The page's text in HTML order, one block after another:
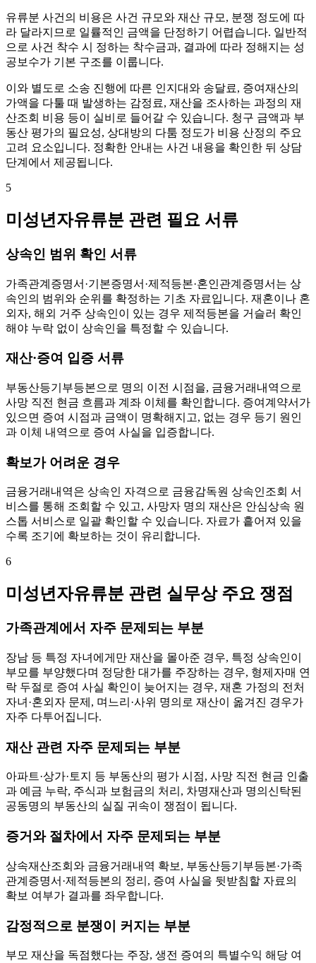
유류분 사건의 비용은 사건 규모와 재산 규모, 분쟁 정도에 따
라 달라지므로 일률적인 금액을 단정하기 어렵습니다. 일반적
으로 사건 착수 시 정하는 착수금과, 결과에 따라 정해지는 성
공보수가 기본 구조를 이룹니다.
이와 별도로 소송 진행에 따른 인지대와 송달료, 증여재산의
가액을 다툴 때 발생하는 감정료, 재산을 조사하는 과정의 재
산조회 비용 등이 실비로 들어갈 수 있습니다. 청구 금액과 부
동산 평가의 필요성, 상대방의 다툼 정도가 비용 산정의 주요
고려 요소입니다. 정확한 안내는 사건 내용을 확인한 뒤 상담
단계에서 제공됩니다.
5
미성년자유류분 관련 필요 서류
상속인 범위 확인 서류
가족관계증명서·기본증명서·제적등본·혼인관계증명서는 상
속인의 범위와 순위를 확정하는 기초 자료입니다. 재혼이나 혼
외자, 해외 거주 상속인이 있는 경우 제적등본을 거슬러 확인
해야 누락 없이 상속인을 특정할 수 있습니다.
재산·증여 입증 서류
부동산등기부등본으로 명의 이전 시점을, 금융거래내역으로
사망 직전 현금 흐름과 계좌 이체를 확인합니다. 증여계약서가
있으면 증여 시점과 금액이 명확해지고, 없는 경우 등기 원인
과 이체 내역으로 증여 사실을 입증합니다.
확보가 어려운 경우
금융거래내역은 상속인 자격으로 금융감독원 상속인조회 서
비스를 통해 조회할 수 있고, 사망자 명의 재산은 안심상속 원
스톱 서비스로 일괄 확인할 수 있습니다. 자료가 흩어져 있을
수록 조기에 확보하는 것이 유리합니다.
6
미성년자유류분 관련 실무상 주요 쟁점
가족관계에서 자주 문제되는 부분
장남 등 특정 자녀에게만 재산을 몰아준 경우, 특정 상속인이
부모를 부양했다며 정당한 대가를 주장하는 경우, 형제자매 연
락 두절로 증여 사실 확인이 늦어지는 경우, 재혼 가정의 전처
자녀·혼외자 문제, 며느리·사위 명의로 재산이 옮겨진 경우가
자주 다투어집니다.
재산 관련 자주 문제되는 부분
아파트·상가·토지 등 부동산의 평가 시점, 사망 직전 현금 인출
과 예금 누락, 주식과 보험금의 처리, 차명재산과 명의신탁된
공동명의 부동산의 실질 귀속이 쟁점이 됩니다.
증거와 절차에서 자주 문제되는 부분
상속재산조회와 금융거래내역 확보, 부동산등기부등본·가족
관계증명서·제적등본의 정리, 증여 사실을 뒷받침할 자료의
확보 여부가 결과를 좌우합니다.
감정적으로 분쟁이 커지는 부분
부모 재산을 독점했다는 주장, 생전 증여의 특별수익 해당 여